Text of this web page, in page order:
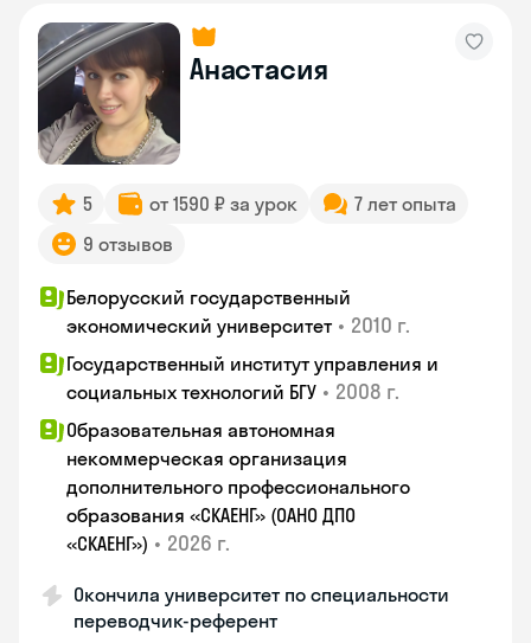
Анастасия
5 от 1590 ₽ за урок
7 лет опыта
9 отзывов
Белорусский государственный
экономический университет • 2010 г.
Государственный институт управления и
социальных технологий БГУ • 2008 г.
Образовательная автономная
некоммерческая организация
дополнительного профессионального
образования «СКАЕНГ» (ОАНО ДПО
«СКАЕНГ») • 2026 г.
Окончила университет по специальности
переводчик-референт